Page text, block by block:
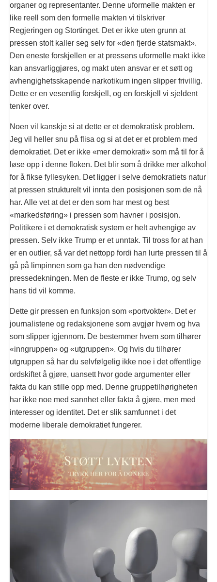
organer og representanter. Denne uformelle makten er
like reell som den formelle makten vi tilskriver
Regjeringen og Stortinget. Det er ikke uten grunn at
pressen stolt kaller seg selv for «den fjerde statsmakt».
Den eneste forskjellen er at pressens uformelle makt ikke
kan ansvarliggjøres, og makt uten ansvar er et søtt og
avhengighetsskapende narkotikum ingen slipper frivillig.
Dette er en vesentlig forskjell, og en forskjell vi sjeldent
tenker over.
Noen vil kanskje si at dette er et demokratisk problem.
Jeg vil heller snu på flisa og si at det er et problem med
demokratiet. Det er ikke «mer demokrati» som må til for å
løse opp i denne floken. Det blir som å drikke mer alkohol
for å fikse fyllesyken. Det ligger i selve demokratiets natur
at pressen strukturelt vil innta den posisjonen som de nå
har. Alle vet at det er den som har mest og best
«markedsføring» i pressen som havner i posisjon.
Politikere i et demokratisk system er helt avhengige av
pressen. Selv ikke Trump er et unntak. Til tross for at han
er en outlier, så var det nettopp fordi han lurte pressen til å
gå på limpinnen som ga han den nødvendige
pressedekningen. Men de fleste er ikke Trump, og selv
hans tid vil komme.
Dette gir pressen en funksjon som «portvokter». Det er
journalistene og redaksjonene som avgjør hvem og hva
som slipper igjennom. De bestemmer hvem som tilhører
«inngruppen» og «utgruppen». Og hvis du tilhører
utgruppen så har du selvfølgelig ikke noe i det offentlige
ordskiftet å gjøre, uansett hvor gode argumenter eller
fakta du kan stille opp med. Denne gruppetilhørigheten
har ikke noe med sannhet eller fakta å gjøre, men med
interesser og identitet. Det er slik samfunnet i det
moderne liberale demokratiet fungerer.